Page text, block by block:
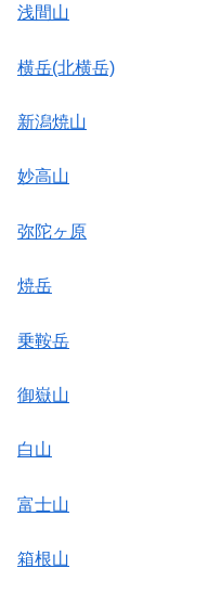
浅間山
横岳(北横岳)
新潟焼山
妙高山
弥陀ヶ原
焼岳
乗鞍岳
御嶽山
白山
富士山
箱根山